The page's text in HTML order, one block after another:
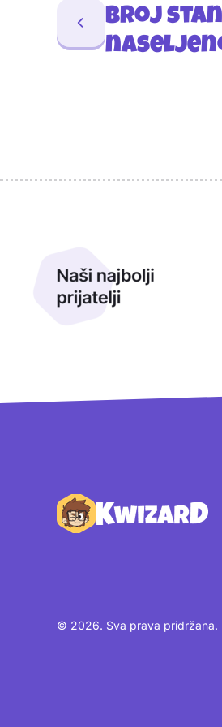
Broj
Podnožje
© 2026. Sva prava pridržana.